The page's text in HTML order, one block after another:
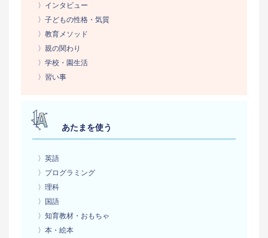
〉インタビュー
〉子どもの性格・気質
〉教育メソッド
〉親の関わり
〉学校・園生活
〉習い事
あたまを使う
〉英語
〉プログラミング
〉理科
〉国語
〉知育教材・おもちゃ
〉本・絵本